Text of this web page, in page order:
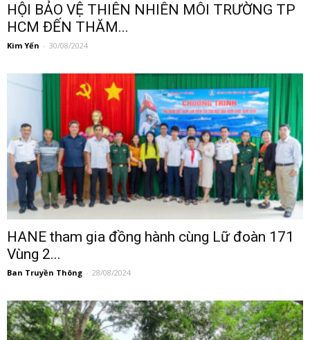
HỘI BẢO VỆ THIÊN NHIÊN MÔI TRƯỜNG TP
HCM ĐẾN THĂM...
Kim Yến - 30/08/2024
HANE tham gia đồng hành cùng Lữ đoàn 171
Vùng 2...
Ban Truyền Thông - 28/08/2024